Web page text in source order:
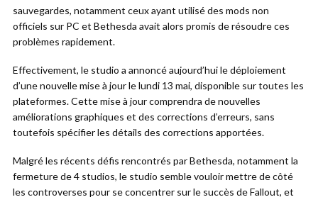
sauvegardes, notamment ceux ayant utilisé des mods non
officiels sur PC et Bethesda avait alors promis de résoudre ces
problèmes rapidement.
Effectivement, le studio a annoncé aujourd’hui le déploiement
d’une nouvelle mise à jour le lundi 13 mai, disponible sur toutes les
plateformes. Cette mise à jour comprendra de nouvelles
améliorations graphiques et des corrections d’erreurs, sans
toutefois spécifier les détails des corrections apportées.
Malgré les récents défis rencontrés par Bethesda, notamment la
fermeture de 4 studios, le studio semble vouloir mettre de côté
les controverses pour se concentrer sur le succès de Fallout, et